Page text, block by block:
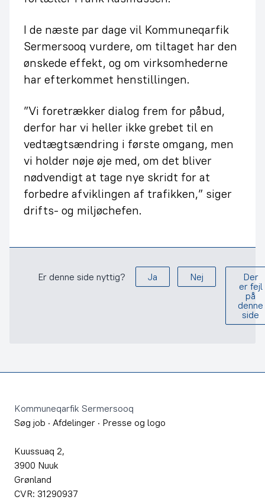
I de næste par dage vil Kommuneqarfik
Sermersooq vurdere, om tiltaget har den
ønskede effekt, og om virksomhederne
har efterkommet henstillingen.
”Vi foretrækker dialog frem for påbud,
derfor har vi heller ikke grebet til en
vedtægtsændring i første omgang, men
vi holder nøje øje med, om det bliver
nødvendigt at tage nye skridt for at
forbedre afviklingen af trafikken,” siger
drifts- og miljøchefen.
Er denne side nyttig? Ja Nej
Der
er fejl
på
denne
side
Kommuneqarfik Sermersooq
Søg job · Afdelinger · Presse og logo
Kuussuaq 2,
3900 Nuuk
Grønland
CVR: 31290937